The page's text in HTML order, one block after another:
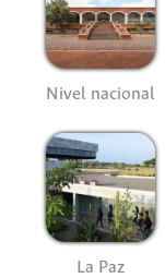
Nivel nacional
La Paz